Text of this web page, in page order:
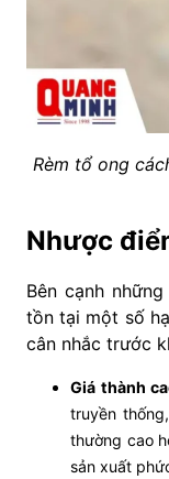
Rèm tổ ong
Nhược
Bên cạnh
tồn tại một số
cân nhắc trước
Giá thành
truyền
thường cao
sản xuất